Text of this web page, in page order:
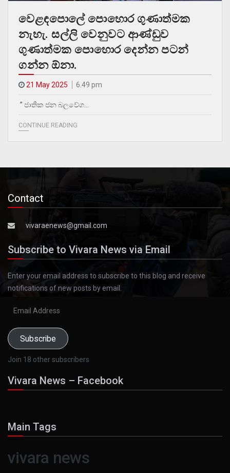
වෙළඳපොලේ පොහොර ගුණාත්මක
නැහැ. සල්ලි වෙනුවට ආණ්ඩුව
ගුණාත්මක පොහොර දෙන්න පටන්
ගන්න ඕනා.
21 May 2025 6.49 pm
” ජාතික ජන බලවේග…
CONTINUE READING
Contact
vivaraenews@gmail.com
Subscribe to Vivara News via Email
Enter your email address to subscribe to this blog and receive
notifications of new posts by email.
Subscribe
Join 18 other subscribers
Vivara News – Facebook
Main Tags
vivara news